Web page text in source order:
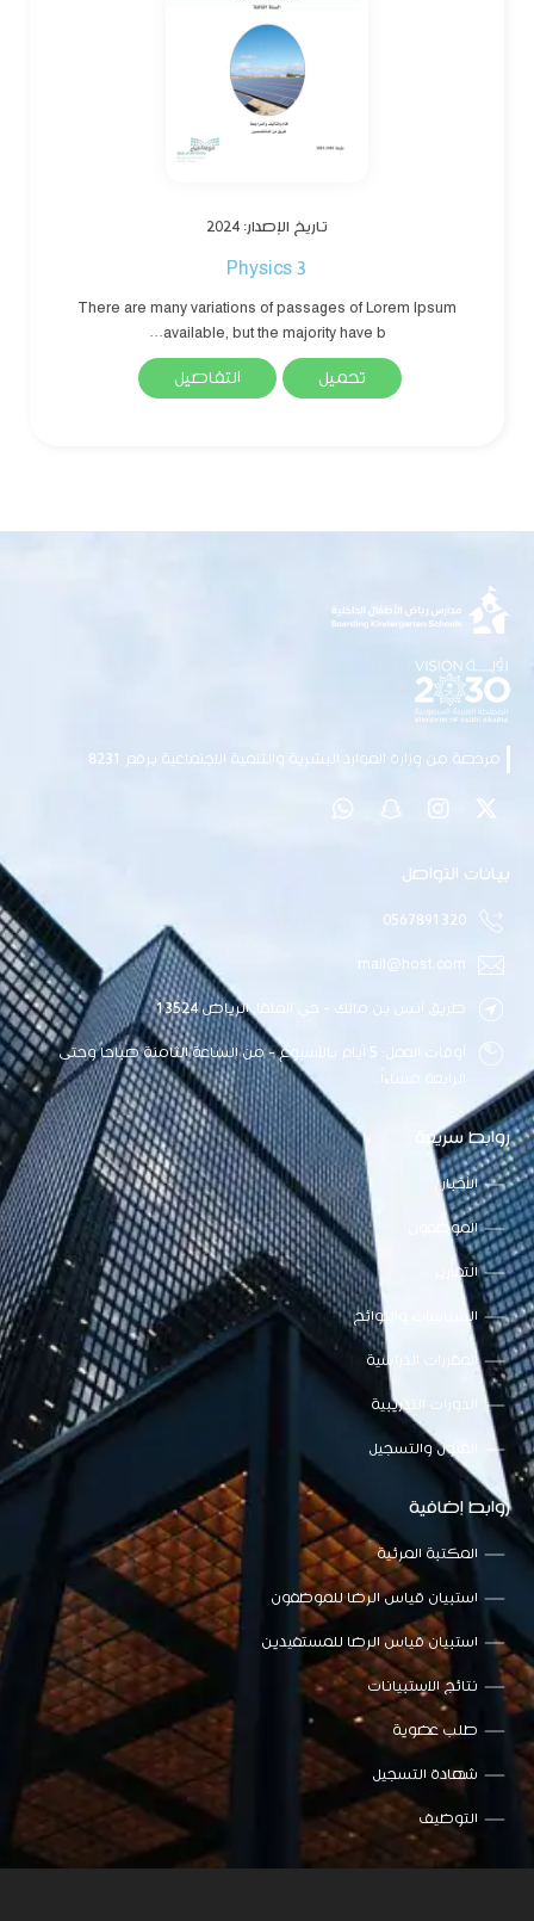
تاريخ الإصدار: 2024
Physics 3
There are many variations of passages of Lorem Ipsum
available, but the majority have b...
تحميل التفاصيل
مرخصة من وزارة الموارد البشرية والتنمية الاجتماعية برقم 8231
بيانات التواصل
0567891320
mail@host.com
طريق أنس بن مالك - حي الملقا, الرياض 13524
أوقات العمل: 5 أيام بالأسبوع - من الساعة الثامنة صباحاً وحتى
الرابعة مساءاً.
روابط سريعة
الأخبار
الموظفون
التقارير
السياسات واللوائح
المقررات الدراسية
الدورات التدريبية
القبول والتسجيل
روابط إضافية
المكتبة المرئية
استبيان قياس الرضا للموظفون
استبيان قياس الرضا للمستفيدين
نتائج الاستبيانات
طلب عضوية
شهادة التسجيل
التوظيف